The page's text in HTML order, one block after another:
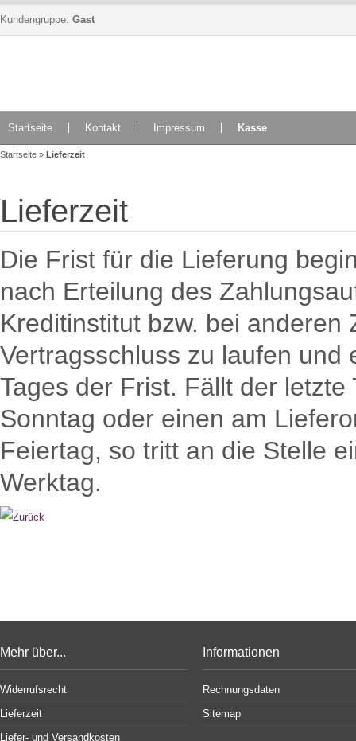
Kundengruppe: Gast
Startseite Kontakt Impressum Kasse
Startseite » Lieferzeit
Lieferzeit
Die Frist für die Lieferung
nach Erteilung des
Kreditinstitut bzw. bei anderen
Vertragsschluss zu laufen und
Tages der Frist. Fällt der
Sonntag oder einen am
Feiertag, so tritt an die Stelle
Werktag.
Mehr über...
Widerrufsrecht
Lieferzeit
Liefer- und Versandkosten
Informationen
Rechnungsdaten
Sitemap